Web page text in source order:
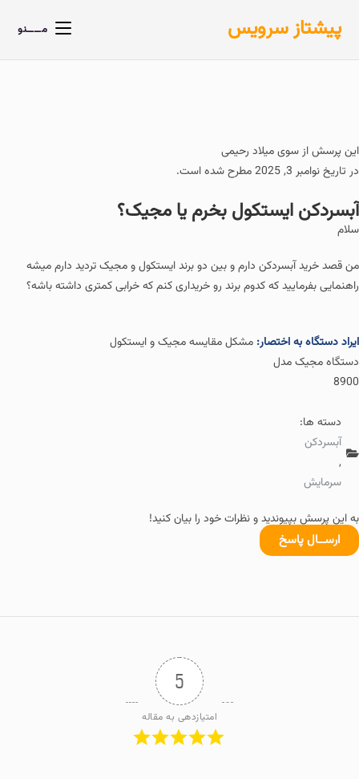
پیشتاز سرویس مــــنو
این پرسش از سویمیلاد رحیمی
در تاریخ نوامبر 3, 2025 مطرح شده است.
آبسردکن ایستکول بخرم یا مجیک؟
سلام
من قصد خرید آبسردکن دارم و بین دو برند ایستکول و مجیک تردید دارم میشه
راهنمایی بفرمایید که کدوم برند رو خریداری کنم که خرابی کمتری داشته باشه؟
ایراد دستگاه به اختصار: مشکل مقایسه مجیک و ایستکول
دستگاه مجیک مدل
8900
دسته ها:
آبسردکن
,
سرمایش
به این پرسش بپیوندید و نظرات خود را بیان کنید!
ارســال پاسخ
5
امتیازدهی به مقاله